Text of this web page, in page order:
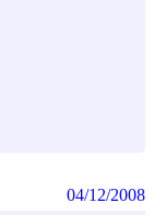
04/12/2008